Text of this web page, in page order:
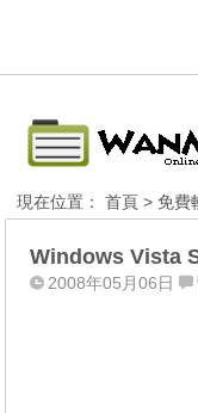
現在位置：首頁 >免費
Windows Vista
2008年05月06日